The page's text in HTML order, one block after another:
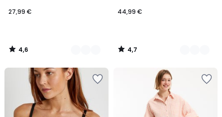
27,99 €
4,6
/
44,99 €
4,7
/